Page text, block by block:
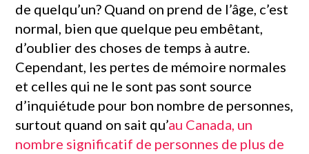
de quelqu’un? Quand on prend de l’âge, c’est
normal, bien que quelque peu embêtant,
d’oublier des choses de temps à autre.
Cependant, les pertes de mémoire normales
et celles qui ne le sont pas sont source
d’inquiétude pour bon nombre de personnes,
surtout quand on sait qu’au Canada, un
nombre significatif de personnes de plus de